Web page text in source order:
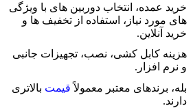
خرید عمده، انتخاب دوربین های با ویژگی
های مورد نیاز، استفاده از تخفیف ها و
خرید آنلاین.
هزینه کابل کشی، نصب، تجهیزات جانبی
و نرم افزار.
بله، برندهای معتبر معمولاًقیمت بالاتری
دارند.